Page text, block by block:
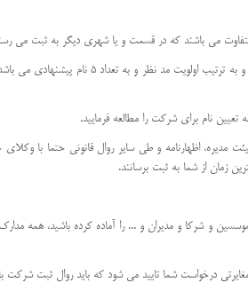
می باشند که در قسمت و یا شهری دیگر به ثبت می
پس از تعیین قالب شرکت و میزان سرمایه و تادیه آن متناسب با قالب و تعهدات شرکا باید نامی
نام برای شرکت را مطالعه فرمایید.
اظهارنامه و طی سایر روال قانونی حتما با وکلای
زمان از شما به ثبت برسانند.
و شرکا و مدیران و ... را آماده کرده باشید، همه
درخواست شما تایید می شود که باید روال ثبت شرکت